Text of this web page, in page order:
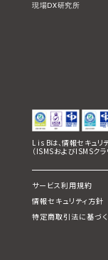
現場DX研究所
L is Bは、情報セキュリ
（ISMSおよびISMSクラ
サービス利用規約
情報セキュリティ方針
特定商取引法に基づ